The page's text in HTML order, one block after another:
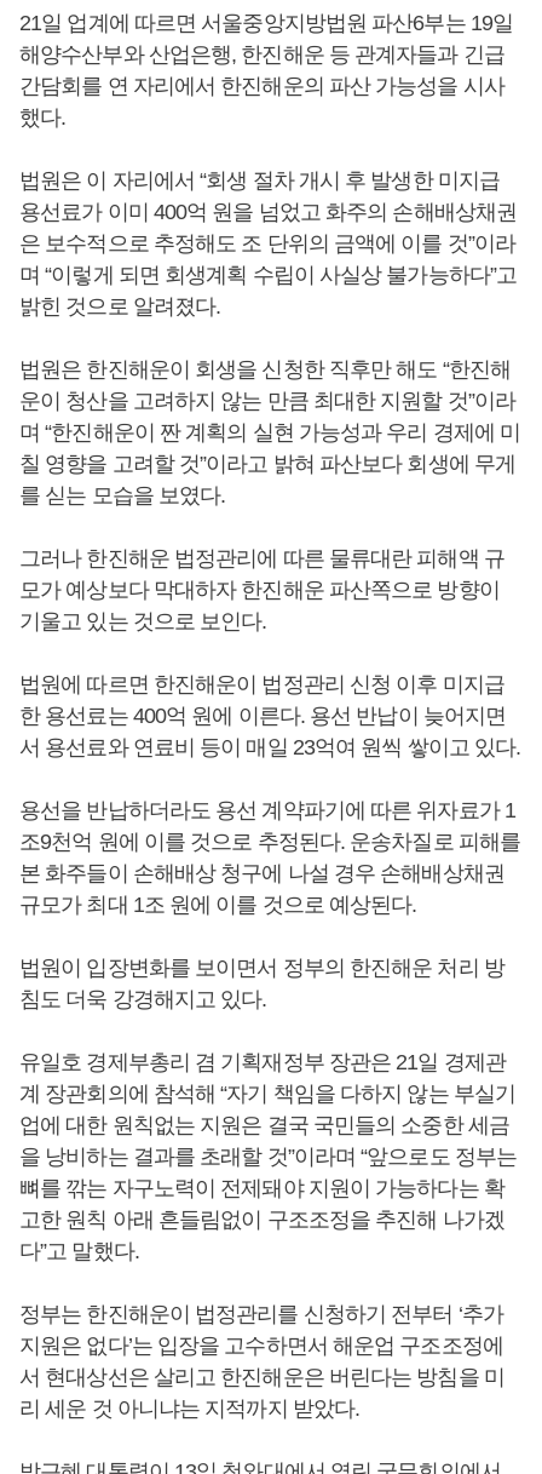
21일 업계에 따르면 서울중앙지방법원 파산6부는 19일
해양수산부와 산업은행, 한진해운 등 관계자들과 긴급
간담회를 연 자리에서 한진해운의 파산 가능성을 시사
했다.
법원은 이 자리에서 “회생 절차 개시 후 발생한 미지급
용선료가 이미 400억 원을 넘었고 화주의 손해배상채권
은 보수적으로 추정해도 조 단위의 금액에 이를 것”이라
며 “이렇게 되면 회생계획 수립이 사실상 불가능하다”고
밝힌 것으로 알려졌다.
법원은 한진해운이 회생을 신청한 직후만 해도 “한진해
운이 청산을 고려하지 않는 만큼 최대한 지원할 것”이라
며 “한진해운이 짠 계획의 실현 가능성과 우리 경제에 미
칠 영향을 고려할 것”이라고 밝혀 파산보다 회생에 무게
를 싣는 모습을 보였다.
그러나 한진해운 법정관리에 따른 물류대란 피해액 규
모가 예상보다 막대하자 한진해운 파산쪽으로 방향이
기울고 있는 것으로 보인다.
법원에 따르면 한진해운이 법정관리 신청 이후 미지급
한 용선료는 400억 원에 이른다. 용선 반납이 늦어지면
서 용선료와 연료비 등이 매일 23억여 원씩 쌓이고 있다.
용선을 반납하더라도 용선 계약파기에 따른 위자료가 1
조9천억 원에 이를 것으로 추정된다. 운송차질로 피해를
본 화주들이 손해배상 청구에 나설 경우 손해배상채권
규모가 최대 1조 원에 이를 것으로 예상된다.
법원이 입장변화를 보이면서 정부의 한진해운 처리 방
침도 더욱 강경해지고 있다.
유일호 경제부총리 겸 기획재정부 장관은 21일 경제관
계 장관회의에 참석해 “자기 책임을 다하지 않는 부실기
업에 대한 원칙없는 지원은 결국 국민들의 소중한 세금
을 낭비하는 결과를 초래할 것”이라며 “앞으로도 정부는
뼈를 깎는 자구노력이 전제돼야 지원이 가능하다는 확
고한 원칙 아래 흔들림없이 구조조정을 추진해 나가겠
다”고 말했다.
정부는 한진해운이 법정관리를 신청하기 전부터 ‘추가
지원은 없다’는 입장을 고수하면서 해운업 구조조정에
서 현대상선은 살리고 한진해운은 버린다는 방침을 미
리 세운 것 아니냐는 지적까지 받았다.